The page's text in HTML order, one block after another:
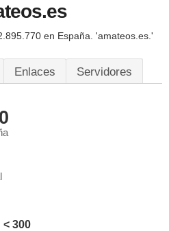
en España. 'amateos.es.'
Enlaces Servidores
< 300